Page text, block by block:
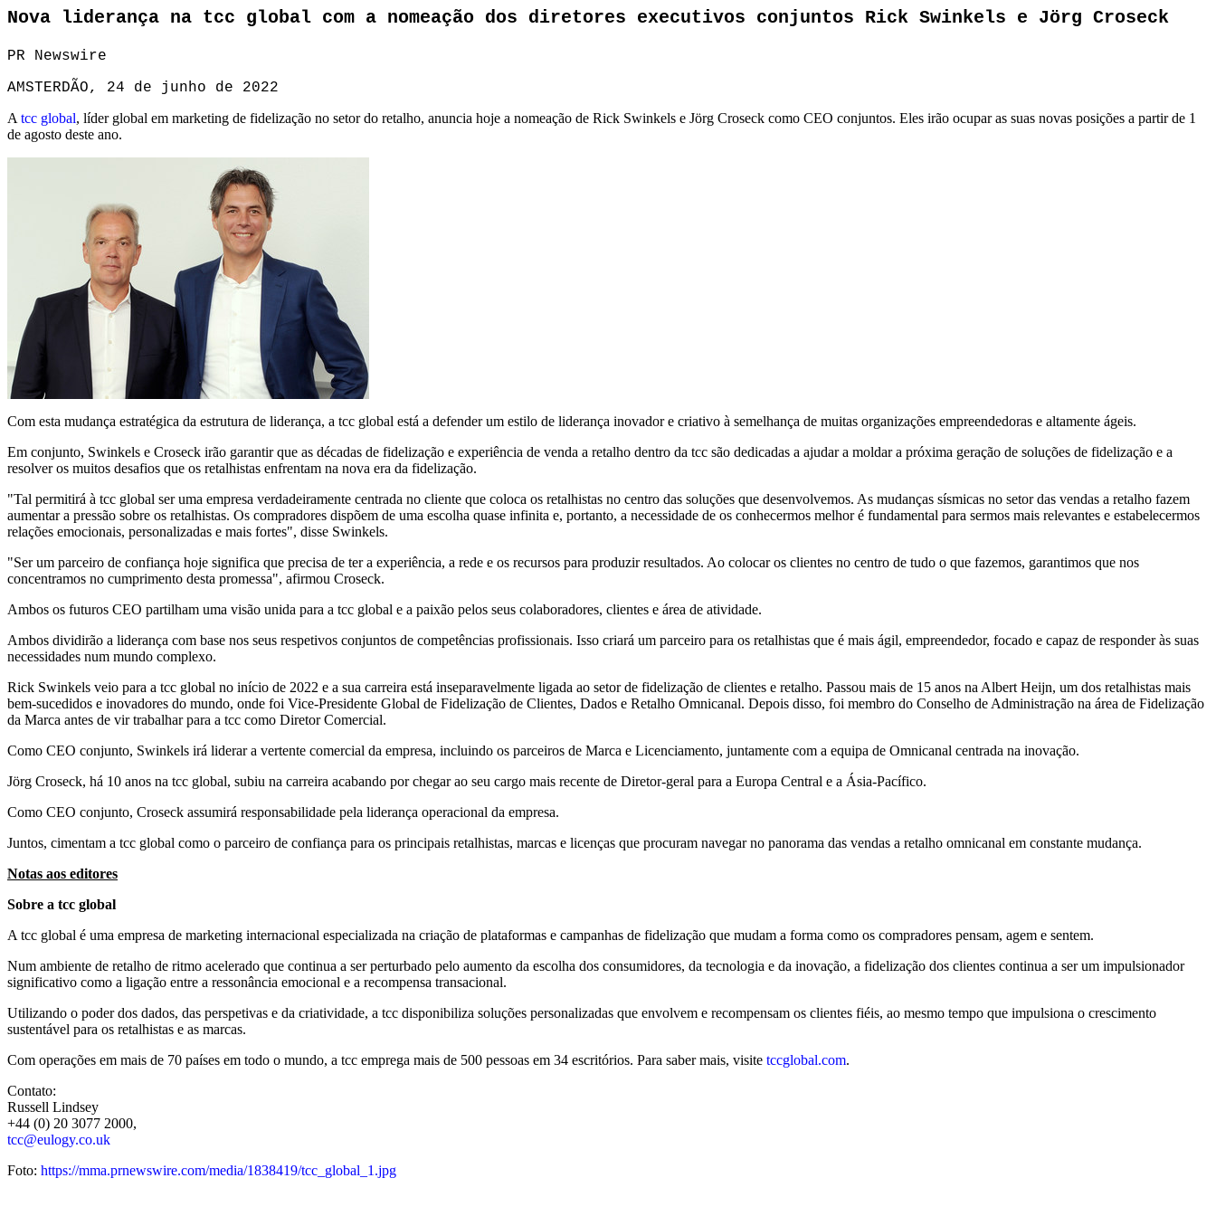
Nova liderança na tcc global com a nomeação dos diretores executivos conjuntos Rick Swinkels e Jörg Croseck
PR Newswire
AMSTERDÃO, 24 de junho de 2022
Atcc global, líder global em marketing de fidelização no setor do retalho, anuncia hoje a nomeação de Rick Swinkels e Jörg Croseck como CEO conjuntos. Eles irão ocupar as suas novas posições a partir de 1
de agosto deste ano.
Com esta mudança estratégica da estrutura de liderança, a tcc global está a defender um estilo de liderança inovador e criativo à semelhança de muitas organizações empreendedoras e altamente ágeis.
Em conjunto, Swinkels e Croseck irão garantir que as décadas de fidelização e experiência de venda a retalho dentro da tcc são dedicadas a ajudar a moldar a próxima geração de soluções de fidelização e a
resolver os muitos desafios que os retalhistas enfrentam na nova era da fidelização.
"Tal permitirá à tcc global ser uma empresa verdadeiramente centrada no cliente que coloca os retalhistas no centro das soluções que desenvolvemos. As mudanças sísmicas no setor das vendas a retalho fazem
aumentar a pressão sobre os retalhistas. Os compradores dispõem de uma escolha quase infinita e, portanto, a necessidade de os conhecermos melhor é fundamental para sermos mais relevantes e estabelecermos
relações emocionais, personalizadas e mais fortes", disse Swinkels.
"Ser um parceiro de confiança hoje significa que precisa de ter a experiência, a rede e os recursos para produzir resultados. Ao colocar os clientes no centro de tudo o que fazemos, garantimos que nos
concentramos no cumprimento desta promessa", afirmou Croseck.
Ambos os futuros CEO partilham uma visão unida para a tcc global e a paixão pelos seus colaboradores, clientes e área de atividade.
Ambos dividirão a liderança com base nos seus respetivos conjuntos de competências profissionais. Isso criará um parceiro para os retalhistas que é mais ágil, empreendedor, focado e capaz de responder às suas
necessidades num mundo complexo.
Rick Swinkels veio para a tcc global no início de 2022 e a sua carreira está inseparavelmente ligada ao setor de fidelização de clientes e retalho. Passou mais de 15 anos na Albert Heijn, um dos retalhistas mais
bem-sucedidos e inovadores do mundo, onde foi Vice-Presidente Global de Fidelização de Clientes, Dados e Retalho Omnicanal. Depois disso, foi membro do Conselho de Administração na área de Fidelização
da Marca antes de vir trabalhar para a tcc como Diretor Comercial.
Como CEO conjunto, Swinkels irá liderar a vertente comercial da empresa, incluindo os parceiros de Marca e Licenciamento, juntamente com a equipa de Omnicanal centrada na inovação.
Jörg Croseck, há 10 anos na tcc global, subiu na carreira acabando por chegar ao seu cargo mais recente de Diretor-geral para a Europa Central e a Ásia-Pacífico.
Como CEO conjunto, Croseck assumirá responsabilidade pela liderança operacional da empresa.
Juntos, cimentam a tcc global como o parceiro de confiança para os principais retalhistas, marcas e licenças que procuram navegar no panorama das vendas a retalho omnicanal em constante mudança.
Notas aos editores
Sobre a tcc global
A tcc global é uma empresa de marketing internacional especializada na criação de plataformas e campanhas de fidelização que mudam a forma como os compradores pensam, agem e sentem.
Num ambiente de retalho de ritmo acelerado que continua a ser perturbado pelo aumento da escolha dos consumidores, da tecnologia e da inovação, a fidelização dos clientes continua a ser um impulsionador
significativo como a ligação entre a ressonância emocional e a recompensa transacional.
Utilizando o poder dos dados, das perspetivas e da criatividade, a tcc disponibiliza soluções personalizadas que envolvem e recompensam os clientes fiéis, ao mesmo tempo que impulsiona o crescimento
sustentável para os retalhistas e as marcas.
Com operações em mais de 70 países em todo o mundo, a tcc emprega mais de 500 pessoas em 34 escritórios. Para saber mais, visite tccglobal.com.
Contato:
Russell Lindsey
+44 (0) 20 3077 2000,
tcc@eulogy.co.uk
Foto: https://mma.prnewswire.com/media/1838419/tcc_global_1.jpg